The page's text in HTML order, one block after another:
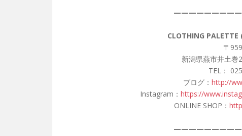
CLOTHING PALETTE
〒
新潟県燕市井土巻
TEL：
ブログ： http://
Instagram： https://
ONLINE SHOP：